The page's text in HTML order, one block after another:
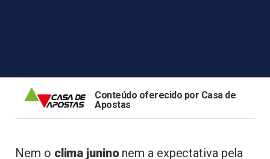
Conteúdo oferecido por Casa de
Apostas
Nem o clima juninonem a expectativa pela